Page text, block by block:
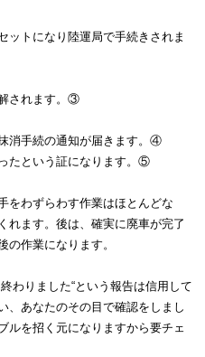
ットになり陸運局で手続きされま
されます。③
消手続の通知が届きます。④
たという証になります。⑤
をわずらわす作業はほとんどな
れます。後は、確実に廃車が完了
の作業になります。
わりました“という報告は信用して
、あなたのその目で確認をしまし
ルを招く元になりますから要チェ